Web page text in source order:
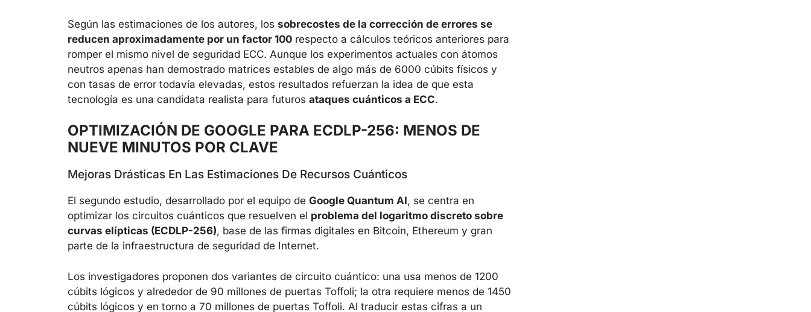
Según las estimaciones de los autores, los sobrecostes de la corrección de errores se
reducen aproximadamente por un factor 100 respecto a cálculos teóricos anteriores para
romper el mismo nivel de seguridad ECC. Aunque los experimentos actuales con átomos
neutros apenas han demostrado matrices estables de algo más de 6000 cúbits físicos y
con tasas de error todavía elevadas, estos resultados refuerzan la idea de que esta
tecnología es una candidata realista para futuros ataques cuánticos a ECC.
OPTIMIZACIÓN DE GOOGLE PARA ECDLP-256: MENOS DE
NUEVE MINUTOS POR CLAVE
Mejoras Drásticas En Las Estimaciones De Recursos Cuánticos
El segundo estudio, desarrollado por el equipo de Google Quantum AI, se centra en
optimizar los circuitos cuánticos que resuelven el problema del logaritmo discreto sobre
curvas elípticas (ECDLP-256), base de las firmas digitales en Bitcoin, Ethereum y gran
parte de la infraestructura de seguridad de Internet.
Los investigadores proponen dos variantes de circuito cuántico: una usa menos de 1200
cúbits lógicos y alrededor de 90 millones de puertas Toffoli; la otra requiere menos de 1450
cúbits lógicos y en torno a 70 millones de puertas Toffoli. Al traducir estas cifras a un